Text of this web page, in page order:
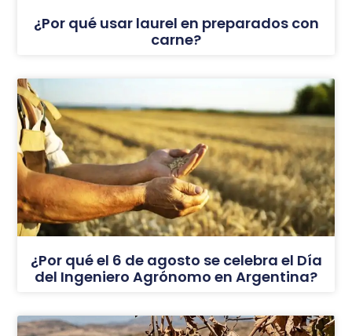
¿Por qué usar laurel en preparados con
carne?
¿Por qué el 6 de agosto se celebra el Día
del Ingeniero Agrónomo en Argentina?